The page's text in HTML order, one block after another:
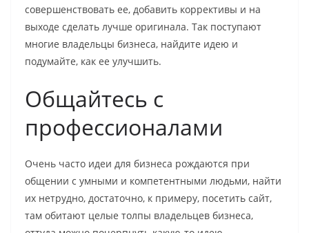
совершенствовать ее, добавить коррективы и на
выходе сделать лучше оригинала. Так поступают
многие владельцы бизнеса, найдите идею и
подумайте, как ее улучшить.
Общайтесь с
профессионалами
Очень часто идеи для бизнеса рождаются при
общении с умными и компетентными людьми, найти
их нетрудно, достаточно, к примеру, посетить сайт,
там обитают целые толпы владельцев бизнеса,